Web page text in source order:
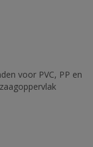
voor PVC, PP en